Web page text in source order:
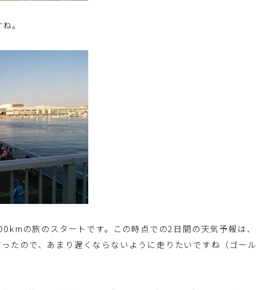
。
の旅のスタートです。この時点での2日間の天気予報は、
たので、あまり遅くならないように走りたいですね（ゴール